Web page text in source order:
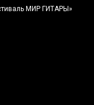
МИР ГИТАРЫ»